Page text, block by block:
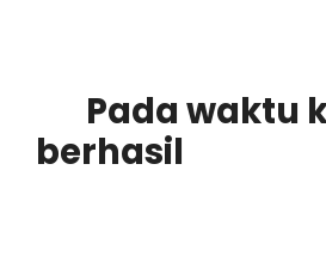
Pada waktu
berhasil